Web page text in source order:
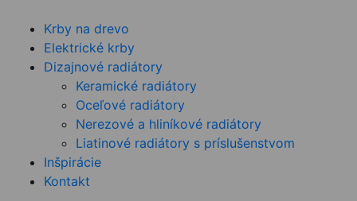
Krby na drevo
Elektrické krby
Dizajnové radiátory
Keramické radiátory
Oceľové radiátory
Nerezové a hliníkové radiátory
Liatinové radiátory s príslušenstvom
Inšpirácie
Kontakt